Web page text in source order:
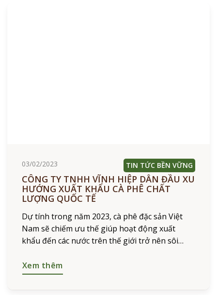
03/02/2023 TIN TỨC BỀN VỮNG
CÔNG TY TNHH VĨNH HIỆP DẪN ĐẦU XU
HƯỚNG XUẤT KHẨU CÀ PHÊ CHẤT
LƯỢNG QUỐC TẾ
Dự tính trong năm 2023, cà phê đặc sản Việt
Nam sẽ chiếm ưu thế giúp hoạt động xuất
khẩu đến các nước trên thế giới trở nên sôi
Xem thêm